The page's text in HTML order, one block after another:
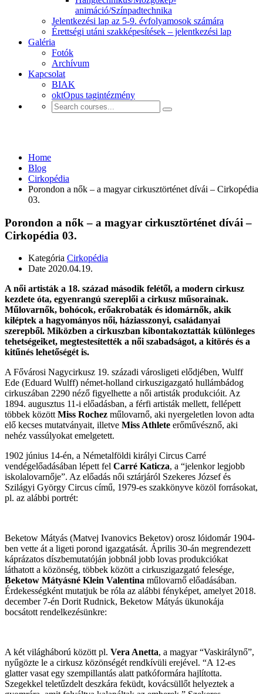
animáció/Színpadtechnika
Jelentkezési lap az 5-9. évfolyamosok számára
Érettségi utáni szakképesítések – jelentkezési lap
Galéria
Fotók
Archívum
Kapcsolat
BIAK
oktOpus tagintézmény
Home
Blog
Cirkopédia
Porondon a nők – a magyar cirkusztörténet dívái – Cirkopédia
03.
Porondon a nők – a magyar cirkusztörténet dívái –
Cirkopédia 03.
Kategória Cirkopédia
Date 2020.04.19.
A női artisták a 18. század második felétől, a modern cirkusz
kezdete óta, egyenrangú szereplői a cirkusz műsorainak.
Műlovarnők, bohócok, erőakrobaták és idomárnők, akik
kiléptek a hagyományos női, háziasszonyi, családanyai
szerepből. Miközben a cirkuszban kibontakoztatták különleges
tehetségeiket, megtestesítették a női szabadságot, a kitörés és a
kitűnés lehetőségét is.
A Fővárosi Nagycirkusz 19. századi városligeti elődjében, Wulff
Ede (Eduard Wulff) német-holland cirkuszigazgató hullámbádog
cirkuszában 2290 néző figyelhette a női artisták produkcióit. Az
1894. augusztus 11-i előadásban, a férfi artisták mellett, fellépett
többek között Miss Rochez műlovarnő, aki nyergeletlen lovon adta
elő kecses mutatványait, illetve Miss Athlete erőművésznő, aki
nehéz vassúlyokat emelgetett.
1902 június 14-én, a Németalföldi királyi Circus Carré
vendégelőadásában lépett fel Carré Katicza, a “jelenkor legjobb
iskolalovarnője”. Az előadás női sztárjáról Szekeres József és
Szilágyi György Circus című, 1979-es szakkönyve közöl forrásokat,
pl. az alábbi portrét:
Beketow Mátyás (Matvej Ivanovics Beketov) orosz lóidomár 1904-
ben vette át a ligeti porond igazgatását. Április 30-án megrendezett
káprázatos díszbemutatóján jobbnál jobb lovas produkciókat
láthatott a közönség, többek között a cirkuszigazgató felesége,
Beketow Mátyásné Klein Valentina műlovarnő előadásában.
Érdekességként mutatjuk be róla az alábbi fényképet, amelyet 2018.
december 7-én Dorit Rudnick, Beketow Mátyás ükunokája
bocsátott rendelkezésünkre:
A két világháború között pl. Vera Anetta, a magyar “Vaskirálynő”,
nyűgözte le a cirkusz közönségét rendkívüli erejével. “A 12-es
glatter vasat egy szempillantás alatt patkóformára hajlította.
Szegekkel teletűzdelt deszkára feküdt, kovácsüllőt helyeztek a